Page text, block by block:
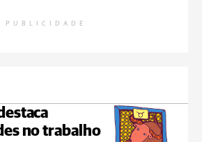
PUBLICIDADE
no trabalho